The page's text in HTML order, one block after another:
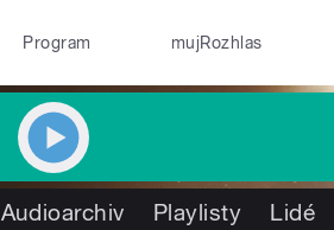
Program mujRozhlas
Audioarchiv Playlisty Lidé